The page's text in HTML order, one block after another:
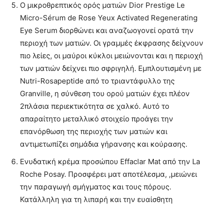
Ο μικροθρεπτικός ορός ματιών Dior Prestige Le
Micro-Sérum de Rose Yeux Activated Regenerating
Eye Serum διορθώνει και αναζωογονεί ορατά την
περιοχή των ματιών. Οι γραμμές έκφρασης δείχνουν
πιο λείες, οι μαύροι κύκλοι μειώνονται και η περιοχή
των ματιών δείχνει πιο σφριγηλή. Εμπλουτισμένη με
Nutri-Rosapeptide από το τριαντάφυλλο της
Granville, η σύνθεση του ορού ματιών έχει πλέον
2πλάσια περιεκτικότητα σε χαλκό. Αυτό το
απαραίτητο μεταλλικό στοιχείο προάγει την
επανόρθωση της περιοχής των ματιών και
αντιμετωπίζει σημάδια γήρανσης και κούρασης.
Ενυδατική κρέμα προσώπου Effaclar Mat από την La
Roche Posay. Προσφέρει ματ αποτέλεσμα, ,μειώνει
την παραγωγή σμήγματος και τους πόρους.
Κατάλληλη για τη λιπαρή και την ευαίσθητη